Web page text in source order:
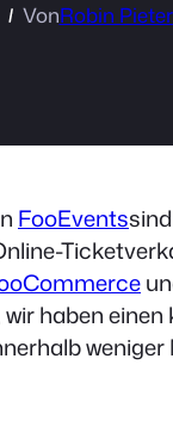
VonRobin
FooEvents
haben einen